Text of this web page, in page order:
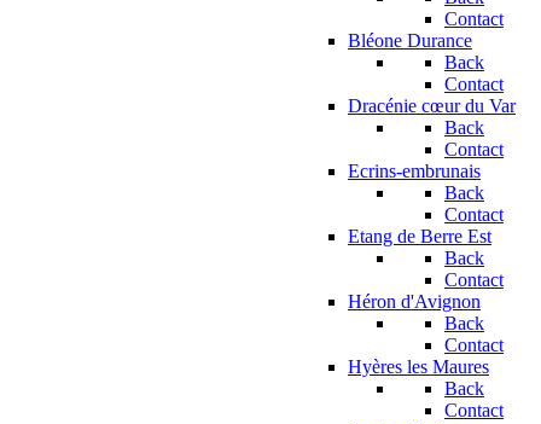
Contact
Bléone Durance
Back
Contact
Dracénie cœur du Var
Back
Contact
Ecrins-embrunais
Back
Contact
Etang de Berre Est
Back
Contact
Héron d'Avignon
Back
Contact
Hyères les Maures
Back
Contact